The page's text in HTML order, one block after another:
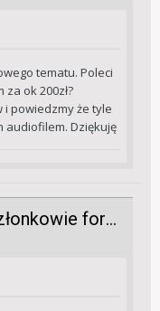
tematu. Poleci
ok 200zł?
i powiedzmy że tyle
audiofilem. Dziękuję
Jakimi rowerami jeżdżą członkowie forum?